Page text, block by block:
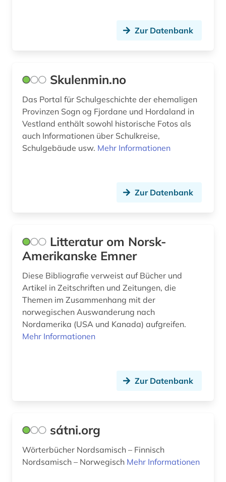
zweiter weltkrieg (5)
årstads härad (1)
übersetzung (1)
Zur Datenbank
Skulenmin.no
Das Portal für Schulgeschichte der ehemaligen
Provinzen Sogn og Fjordane und Hordaland in
Vestland enthält sowohl historische Fotos als
auch Informationen über Schulkreise,
Schulgebäude usw. Mehr Informationen
Zur Datenbank
Litteratur om Norsk-
Amerikanske Emner
Diese Bibliografie verweist auf Bücher und
Artikel in Zeitschriften und Zeitungen, die
Themen im Zusammenhang mit der
norwegischen Auswanderung nach
Nordamerika (USA und Kanada) aufgreifen.
Mehr Informationen
Zur Datenbank
sátni.org
Wörterbücher Nordsamisch – Finnisch
Nordsamisch – Norwegisch Mehr Informationen